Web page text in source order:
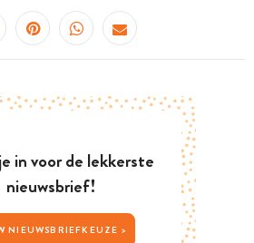
in voor de lekkerste
nieuwsbrief!
JOUW NIEUWSBRIEFKEUZE >